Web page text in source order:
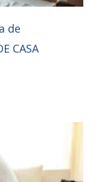
de
CASA